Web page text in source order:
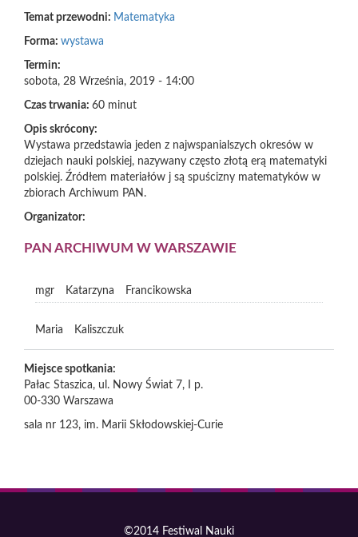
Temat przewodni: Matematyka
Forma: wystawa
Termin:
sobota, 28 Września, 2019 - 14:00
Czas trwania: 60 minut
Opis skrócony:
Wystawa przedstawia jeden z najwspanialszych okresów w
dziejach nauki polskiej, nazywany często złotą erą matematyki
polskiej. Źródłem materiałów j są spuścizny matematyków w
zbiorach Archiwum PAN.
Organizator:
PAN ARCHIWUM W WARSZAWIE
mgr Katarzyna Francikowska
Maria Kaliszczuk
Miejsce spotkania:
Pałac Staszica, ul. Nowy Świat 7, I p.
00-330 Warszawa
sala nr 123, im. Marii Skłodowskiej-Curie
©2014 Festiwal Nauki